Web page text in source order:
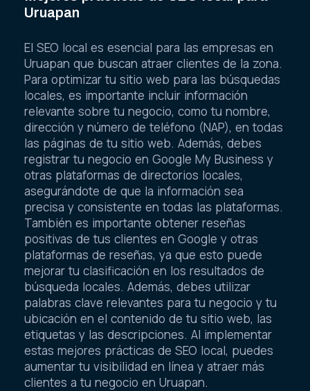
Uruapan
El SEO local es esencial para las empresas en
Uruapan que buscan atraer clientes de la zona.
Para optimizar tu sitio web para las búsquedas
locales, es importante incluir información
relevante sobre tu negocio, como tu nombre,
dirección y número de teléfono (NAP), en todas
las páginas de tu sitio web. Además, debes
registrar tu negocio en Google My Business y
otras plataformas de directorios locales,
asegurándote de que la información sea
precisa y consistente en todas las plataformas.
También es importante obtener reseñas
positivas de tus clientes en Google y otras
plataformas de reseñas, ya que esto puede
mejorar tu clasificación en los resultados de
búsqueda locales. Además, debes utilizar
palabras clave relevantes para tu negocio y tu
ubicación en el contenido de tu sitio web, las
etiquetas y las descripciones. Al implementar
estas mejores prácticas de SEO local, puedes
aumentar tu visibilidad en línea y atraer más
clientes a tu negocio en Uruapan.